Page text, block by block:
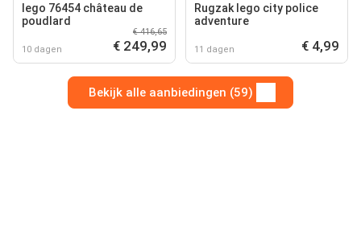
lego 76454 château de
poudlard
10 dagen
€ 416,65
€ 249,99
Rugzak lego city police
adventure
11 dagen € 4,99
Bekijk alle aanbiedingen (59)